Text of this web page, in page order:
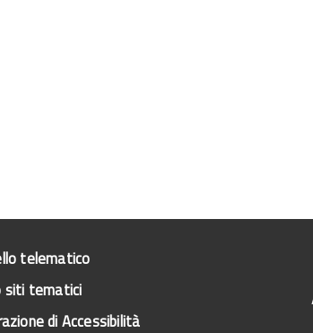
telematico
siti tematici
di Accessibilità